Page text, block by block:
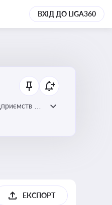
ВХІД ДО LIGA360
та
ЕКСПОРТ